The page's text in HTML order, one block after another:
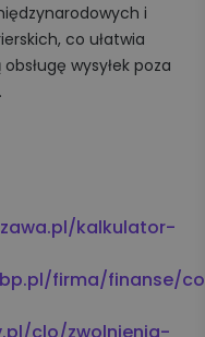
i
co ułatwia
wysyłek poza
kalkulator-
firma/finanse/
clo/zwolnienia-